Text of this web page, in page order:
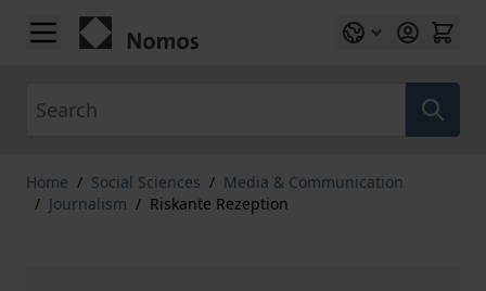
Skip to Content
Home / Social Sciences / Media & Communication
/ Journalism / Riskante Rezeption